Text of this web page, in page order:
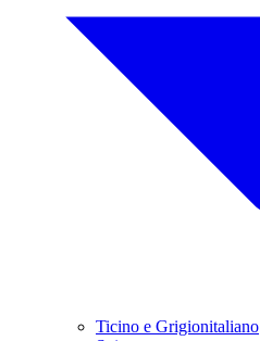
Ticino e Grigionitaliano